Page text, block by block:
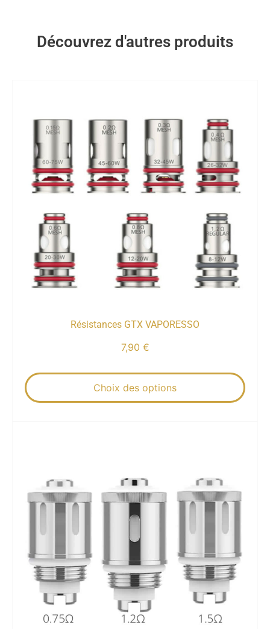
Découvrez d'autres produits
Résistances GTX VAPORESSO
7,90 €
Choix des options